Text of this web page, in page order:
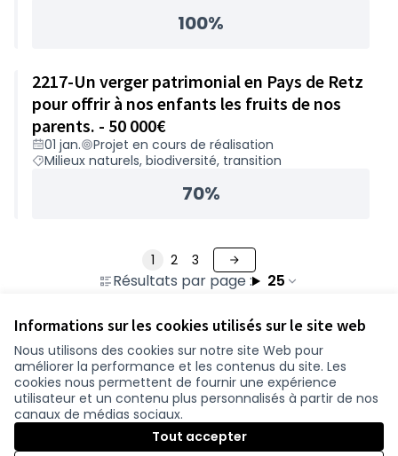
Informations sur les cookies utilisés sur le site web
Nous utilisons des cookies sur notre site Web pour
améliorer la performance et les contenus du site. Les
cookies nous permettent de fournir une expérience
utilisateur et un contenu plus personnalisés à partir de nos
canaux de médias sociaux.
Tout accepter
100%
2217-Un verger patrimonial en Pays de Retz
pour offrir à nos enfants les fruits de nos
parents. - 50 000€
01 jan.
Projet en cours de réalisation
Milieux naturels, biodiversité, transition
70%
Résultats par page : 25
1 2 3
Conditions d'utilisation
Paramètres des cookies
participer.loire-atlantique.fr sur Facebook
(Lien externe)
participer.loire-atlantique.fr sur Instagram
participer.loire-atlantique.fr sur YouTube
(Lien externe)